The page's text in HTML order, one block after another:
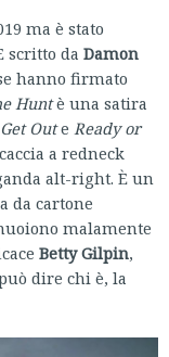
ma è stato
scritto da Damon
hanno firmato
Huntè una satira
Get Oute Ready or
a redneck
alt-right. È un
da cartone
malamente
Betty Gilpin,
dire chi è, la